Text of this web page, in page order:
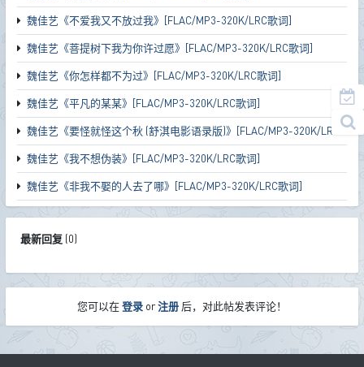
魏佳艺《不爱我又不放过我》[FLAC/MP3-320K/LRC歌词]
魏佳艺《菩提树下我为你许过愿》[FLAC/MP3-320K/LRC歌词]
魏佳艺《你怎样都不为过》[FLAC/MP3-320K/LRC歌词]
魏佳艺《平凡的某某》[FLAC/MP3-320K/LRC歌词]
魏佳艺《要怪就怪这个秋 (舒淇电影语录版)》[FLAC/MP3-320K/LRC歌词]
魏佳艺《我不想伪装》[FLAC/MP3-320K/LRC歌词]
魏佳艺《非我不娶的人去了哪》[FLAC/MP3-320K/LRC歌词]
最新回复(0)
您可以在登录 or注册 后，对此帖发表评论！